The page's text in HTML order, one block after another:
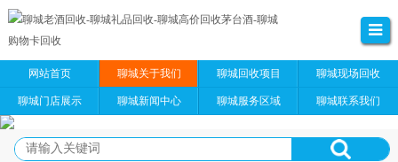
网站首页 聊城关于我们 聊城回收项目 聊城现场回收
聊城门店展示 聊城新闻中心 聊城服务区域 聊城联系我们